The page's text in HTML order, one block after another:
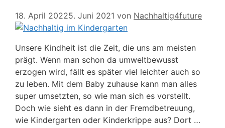
18. April 20225. Juni 2021 von Nachhaltig4future
Unsere Kindheit ist die Zeit, die uns am meisten
prägt. Wenn man schon da umweltbewusst
erzogen wird, fällt es später viel leichter auch so
zu leben. Mit dem Baby zuhause kann man alles
super umsetzten, so wie man sich es vorstellt.
Doch wie sieht es dann in der Fremdbetreuung,
wie Kindergarten oder Kinderkrippe aus? Dort …